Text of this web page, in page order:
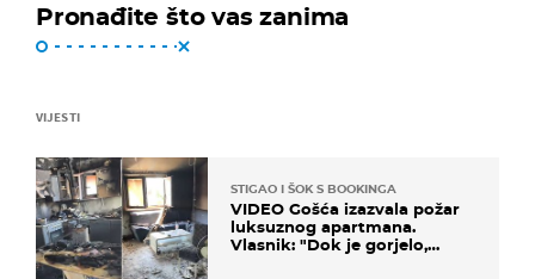
Pronađite što vas zanima
VIJESTI
STIGAO I ŠOK S BOOKINGA
VIDEO Gošća izazvala požar
luksuznog apartmana.
Vlasnik: "Dok je gorjelo,